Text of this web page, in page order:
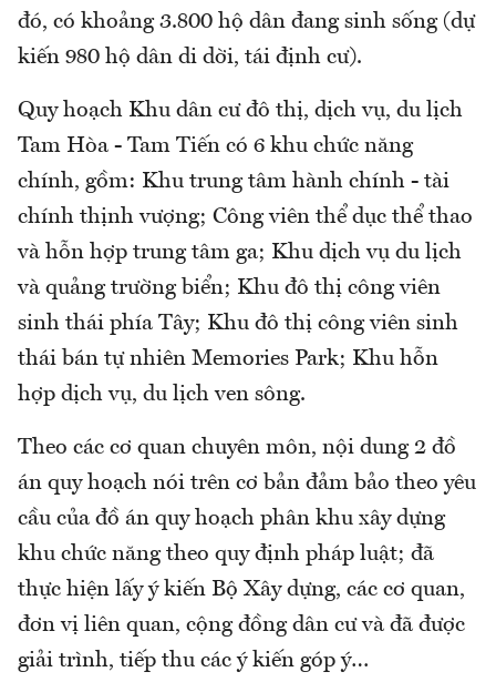
đó, có khoảng 3.800 hộ dân đang sinh sống (dự
kiến 980 hộ dân di dời, tái định cư).
Quy hoạch Khu dân cư đô thị, dịch vụ, du lịch
Tam Hòa - Tam Tiến có 6 khu chức năng
chính, gồm: Khu trung tâm hành chính - tài
chính thịnh vượng; Công viên thể dục thể thao
và hỗn hợp trung tâm ga; Khu dịch vụ du lịch
và quảng trường biển; Khu đô thị công viên
sinh thái phía Tây; Khu đô thị công viên sinh
thái bán tự nhiên Memories Park; Khu hỗn
hợp dịch vụ, du lịch ven sông.
Theo các cơ quan chuyên môn, nội dung 2 đồ
án quy hoạch nói trên cơ bản đảm bảo theo yêu
cầu của đồ án quy hoạch phân khu xây dựng
khu chức năng theo quy định pháp luật; đã
thực hiện lấy ý kiến Bộ Xây dựng, các cơ quan,
đơn vị liên quan, cộng đồng dân cư và đã được
giải trình, tiếp thu các ý kiến góp ý…